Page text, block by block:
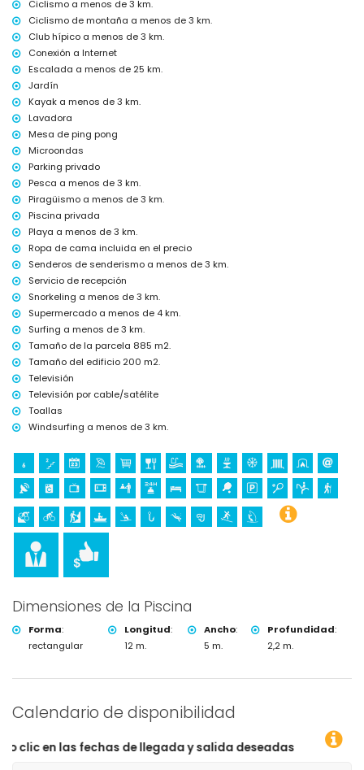
plancha y tabla de planchar
ropa de cama y toallas
servicio de recepción y servicio de emergencia 24 horas
tenis de mesa
calefacción central y aire acondicionado
Instalaciones y servicios con costo extra
Entretenimiento y actividades de ocio para sus vacaciones en
Benitachell, Costa Blanca
bar (dentro de 5 kilómetros de la casa)
Lugares de interés y cultura en Benitachell, Costa Blanca
edificio arquitectónico (Pueblo Histórico, Benitachell), lugar histórico
(Pueblo Histórico y Benitachell) (dentro de 5 kilómetros del
alojamiento)
Magdalena, Benitachell), castillo (Castell de Teulada-Moraira), ruina
(Torre del Cap d'Or) y monumento (Castell de Teulada-Moraira)
(dentro de 10 kilómetros del alojamiento)
Deportes
tenis, equitación, senderismo, ciclismo de montaña, ciclismo,
piragüismo, kayak, pesca, buceo, esnórquel, surf y windsurf (dentro de
5 kilómetros de la villa)
golf (Club de Golf Jávea) y esquí acuático (dentro de 10 kilómetros
de la villa)
escalada (dentro de 25 kilómetros de la villa)
Ciclismo a menos de 3 km.
Ciclismo de montaña a menos de 3 km.
Club hípico a menos de 3 km.
Conexión a Internet
Escalada a menos de 25 km.
Jardín
Kayak a menos de 3 km.
Lavadora
Mesa de ping pong
Microondas
Parking privado
Pesca a menos de 3 km.
Piragüismo a menos de 3 km.
Piscina privada
Playa a menos de 3 km.
Ropa de cama incluida en el precio
Senderos de senderismo a menos de 3 km.
Servicio de recepción
Snorkeling a menos de 3 km.
Supermercado a menos de 4 km.
Surfing a menos de 3 km.
Tamaño de la parcela 885 m2.
Tamaño del edificio 200 m2.
Televisión
Televisión por cable/satélite
Toallas
Windsurfing a menos de 3 km.
Dimensiones de la Piscina
Forma:
rectangular
Longitud:
12 m.
Ancho:
5 m.
Profundidad:
2,2 m.
Calendario de disponibilidad
de llegada y salida deseadas!